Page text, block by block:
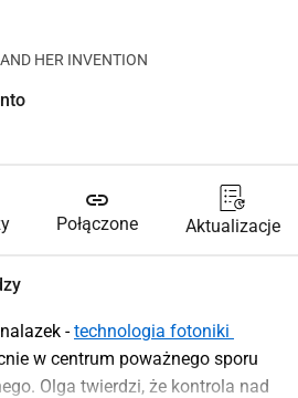
HER INVENTION
link
Połączone Aktualizacje
- technologia fotoniki
w centrum poważnego sporu
Olga twierdzi, że kontrola nad